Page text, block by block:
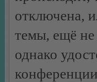
отключена,
темы, ещё не
однако